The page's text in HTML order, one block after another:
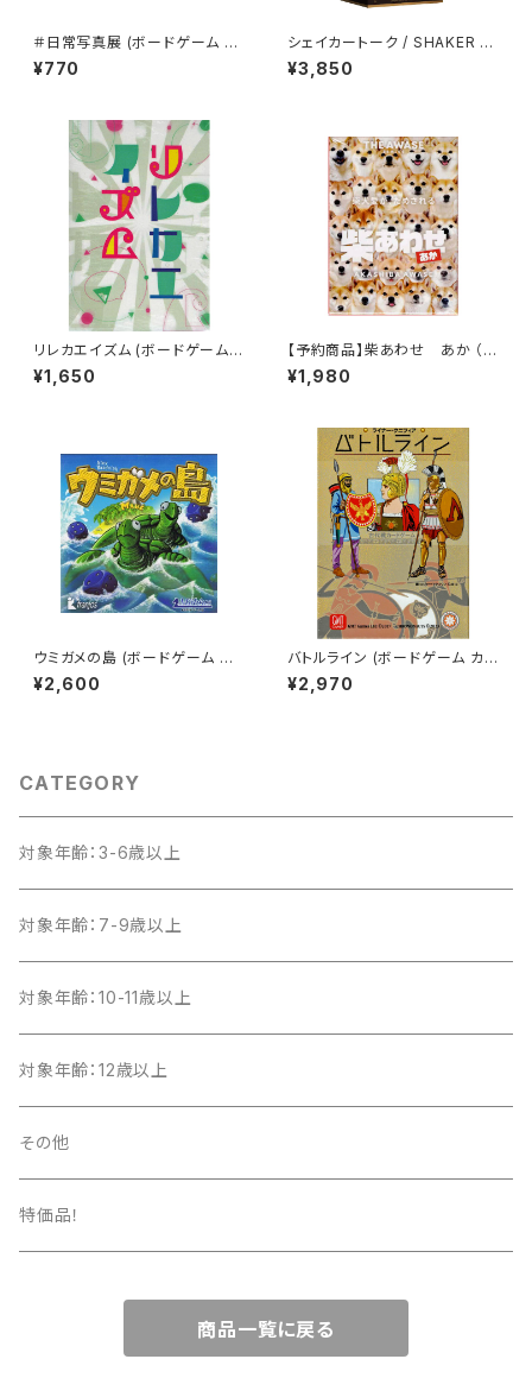
＃日常写真展 (ボードゲーム カ
ードゲーム) 3歳以上 1人以上
¥770
シェイカートーク / SHAKER T
ALK (ボードゲーム カードゲー
ム) 20歳以上 1分程度 2人以上
¥3,850
リレカエイズム (ボードゲーム
カードゲーム) 8歳以上 15-30
分程度 3-6人用
¥1,650
【予約商品】柴あわせ あか （8
月9日発売） (ボードゲーム カー
ドゲーム) 6歳以上 10分程度 2
¥1,980
ウミガメの島 (ボードゲーム カ
ードゲーム) 7歳以上 30分程度
2-7人用
¥2,600
バトルライン (ボードゲーム カ
ードゲーム) 10歳以上 30分程
度 2人用
¥2,970
CATEGORY
対象年齢：3-6歳以上
対象年齢：7-9歳以上
対象年齢：10-11歳以上
対象年齢：12歳以上
その他
特価品！
商品一覧に戻る